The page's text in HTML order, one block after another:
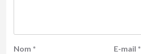
Nom * E-mail *